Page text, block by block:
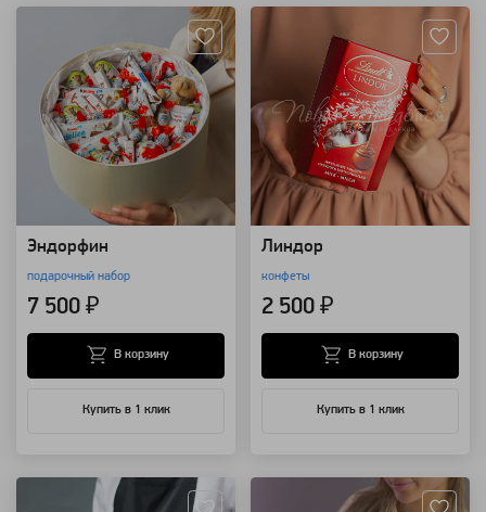
Эндорфин
подарочный набор
7 500 ₽
Купить в 1 клик
В корзину
Линдор
конфеты
2 500 ₽
Купить в 1 клик
В корзину